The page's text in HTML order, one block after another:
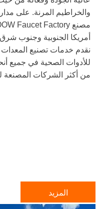
والخراطيم المرنة. على
أمريكا الجنوبية وجنوب
من أكثر الشركات المصنعة
المزيد